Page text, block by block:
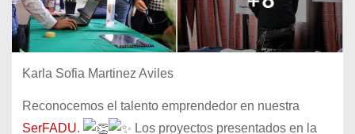
Karla Sofia Martinez Aviles
Reconocemos el talento emprendedor en nuestra
SerFADU.
Los proyectos presentados en la